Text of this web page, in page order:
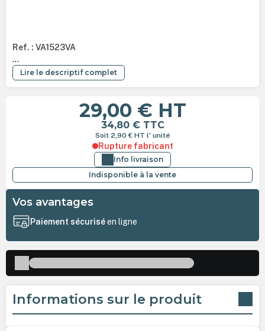
Ref. : VA1523VA
...
Lire le descriptif complet
29,00 € HT
34,80 € TTC
Soit 2,90 € HT l' unité
Rupture fabricant
Info livraison
Indisponible à la vente
Vos avantages
Paiement sécuriséen ligne
Informations sur le produit